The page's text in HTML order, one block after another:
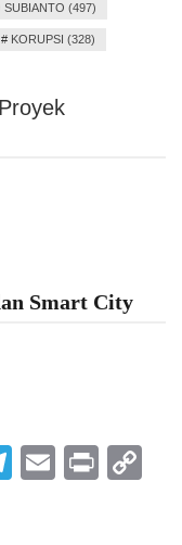
SUBIANTO (497)
# KORUPSI (328)
Smart City
Telegram
Email
Print